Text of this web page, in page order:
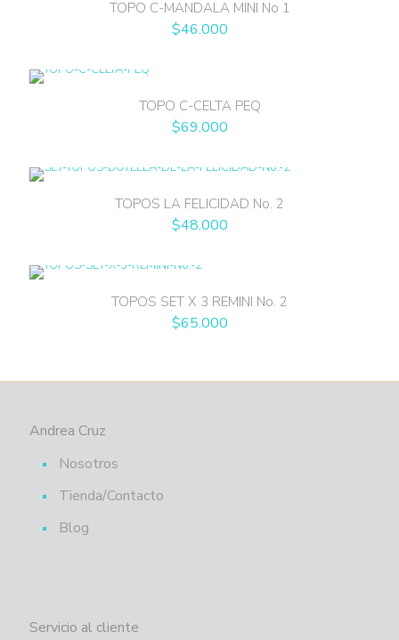
TOPO C-MANDALA MINI No 1
$46.000
TOPO C-CELTA PEQ
$69.000
TOPOS LA FELICIDAD No. 2
$48.000
TOPOS SET X 3 REMINI No. 2
$65.000
Andrea Cruz
Nosotros
Tienda/Contacto
Blog
Servicio al cliente